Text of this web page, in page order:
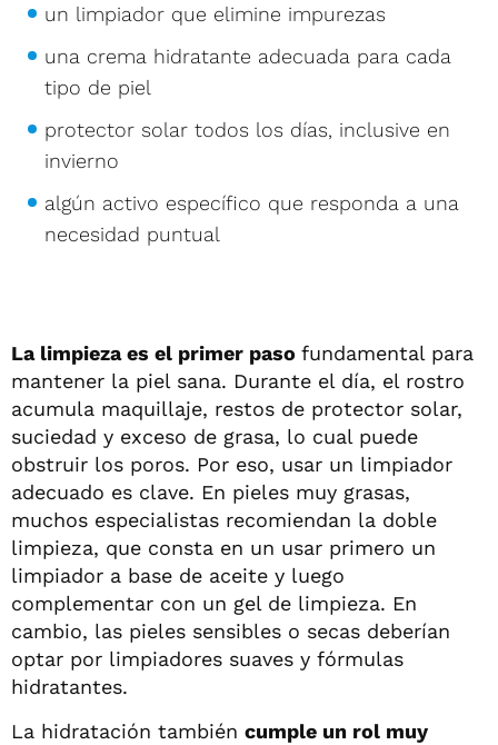
un limpiador que elimine impurezas
una crema hidratante adecuada para cada
tipo de piel
protector solar todos los días, inclusive en
invierno
algún activo específico que responda a una
necesidad puntual
La limpieza es el primer paso fundamental para
mantener la piel sana. Durante el día, el rostro
acumula maquillaje, restos de protector solar,
suciedad y exceso de grasa, lo cual puede
obstruir los poros. Por eso, usar un limpiador
adecuado es clave. En pieles muy grasas,
muchos especialistas recomiendan la doble
limpieza, que consta en un usar primero un
limpiador a base de aceite y luego
complementar con un gel de limpieza. En
cambio, las pieles sensibles o secas deberían
optar por limpiadores suaves y fórmulas
hidratantes.
La hidratación también cumple un rol muy